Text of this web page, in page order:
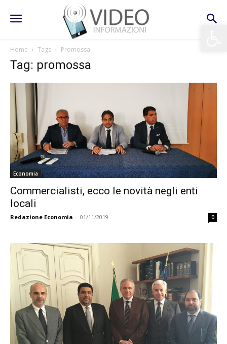
Home Tags Promossa
Tag: promossa
Economia
Commercialisti, ecco le novità negli enti
locali
Redazione Economia - 01/11/2019 0